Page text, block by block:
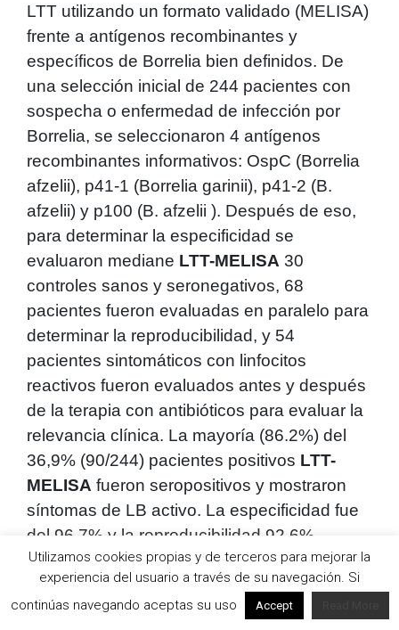
LTT utilizando un formato validado (MELISA)
frente a antígenos recombinantes y
específicos de Borrelia bien definidos. De
una selección inicial de 244 pacientes con
sospecha o enfermedad de infección por
Borrelia, se seleccionaron 4 antígenos
recombinantes informativos: OspC (Borrelia
afzelii), p41-1 (Borrelia garinii), p41-2 (B.
afzelii) y p100 (B. afzelii ). Después de eso,
para determinar la especificidad se
evaluaron mediane LTT-MELISA 30
controles sanos y seronegativos, 68
pacientes fueron evaluadas en paralelo para
determinar la reproducibilidad, y 54
pacientes sintomáticos con linfocitos
reactivos fueron evaluados antes y después
de la terapia con antibióticos para evaluar la
relevancia clínica. La mayoría (86.2%) del
36,9% (90/244) pacientes positivos LTT-
MELISA fueron seropositivos y mostraron
síntomas de LB activo. La especificidad fue
del 96,7% y la reproducibilidad 92,6%.
Después de la terapia, la mayoría de los
pacientes (90,7%) mostraron resultados
negativos o marcadamente reducidos, lo que
Utilizamos cookies propias y de terceros para mejorar la
experiencia del usuario a través de su navegación. Si
continúas navegando aceptas su uso
Accept